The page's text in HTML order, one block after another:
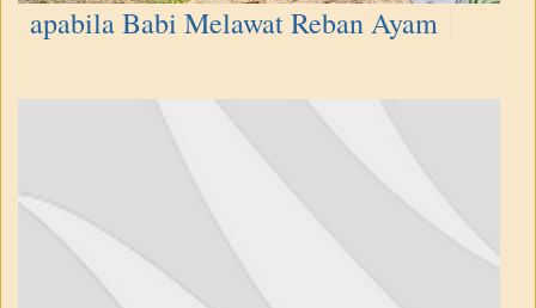
apabila Babi Melawat Reban Ayam